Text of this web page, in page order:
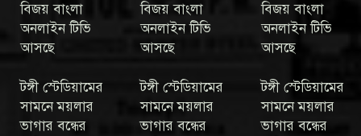
বিজয় বাংলা
অনলাইন টিভি
আসছে
বিজয় বাংলা
অনলাইন টিভি
আসছে
বিজয় বাংলা
অনলাইন টিভি
আসছে
টঙ্গী স্টেডিয়ামের
সামনে ময়লার
ভাগার বন্ধের
টঙ্গী স্টেডিয়ামের
সামনে ময়লার
ভাগার বন্ধের
টঙ্গী স্টেডিয়ামের
সামনে ময়লার
ভাগার বন্ধের